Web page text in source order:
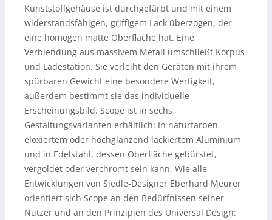
Kunststoffgehäuse ist durchgefärbt und mit einem
widerstandsfähigen, griffigem Lack überzogen, der
eine homogen matte Oberfläche hat. Eine
Verblendung aus massivem Metall umschließt Korpus
und Ladestation. Sie verleiht den Geräten mit ihrem
spürbaren Gewicht eine besondere Wertigkeit,
außerdem bestimmt sie das individuelle
Erscheinungsbild. Scope ist in sechs
Gestaltungsvarianten erhältlich: In naturfarben
eloxiertem oder hochglänzend lackiertem Aluminium
und in Edelstahl, dessen Oberfläche gebürstet,
vergoldet oder verchromt sein kann. Wie alle
Entwicklungen von Siedle-Designer Eberhard Meurer
orientiert sich Scope an den Bedürfnissen seiner
Nutzer und an den Prinzipien des Universal Design: